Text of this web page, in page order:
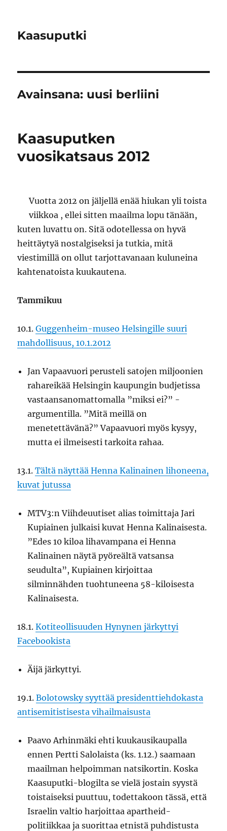
Kaasuputki
Avainsana: uusi berliini
Kaasuputken
vuosikatsaus 2012
Vuotta 2012 on jäljellä enää hiukan yli toista
viikkoa , ellei sitten maailma lopu tänään,
kuten luvattu on. Sitä odotellessa on hyvä
heittäytyä nostalgiseksi ja tutkia, mitä
viestimillä on ollut tarjottavanaan kuluneina
kahtenatoista kuukautena.
Tammikuu
10.1.Guggenheim-museo Helsingille suuri
mahdollisuus, 10.1.2012
Jan Vapaavuori perusteli satojen miljoonien
rahareikää Helsingin kaupungin budjetissa
vastaansanomattomalla ”miksi ei?” -
argumentilla. ”Mitä meillä on
menetettävänä?” Vapaavuori myös kysyy,
mutta ei ilmeisesti tarkoita rahaa.
13.1.Tältä näyttää Henna Kalinainen lihoneena,
kuvat jutussa
MTV3:n Viihdeuutiset alias toimittaja Jari
Kupiainen julkaisi kuvat Henna Kalinaisesta.
”Edes 10 kiloa lihavampana ei Henna
Kalinainen näytä pyöreältä vatsansa
seudulta”, Kupiainen kirjoittaa
silminnähden tuohtuneena 58-kiloisesta
Kalinaisesta.
18.1.Kotiteollisuuden Hynynen järkyttyi
Facebookista
Äijä järkyttyi.
19.1.Bolotowsky syyttää presidenttiehdokasta
antisemitistisesta vihailmaisusta
Paavo Arhinmäki ehti kuukausikaupalla
ennen Pertti Salolaista (ks. 1.12.) saamaan
maailman helpoimman natsikortin. Koska
Kaasuputki-blogilta se vielä jostain syystä
toistaiseksi puuttuu, todettakoon tässä, että
Israelin valtio harjoittaa apartheid-
politiikkaa ja suorittaa etnistä puhdistusta